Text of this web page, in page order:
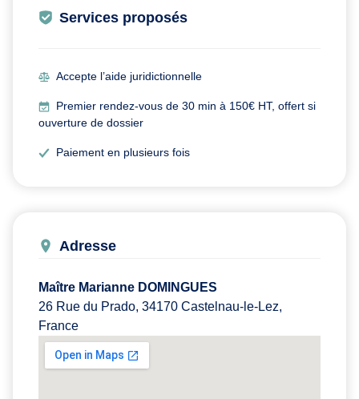
Services proposés
Accepte l’aide juridictionnelle
Premier rendez-vous de 30 min à 150€ HT, offert si
ouverture de dossier
Paiement en plusieurs fois
Adresse
Maître Marianne DOMINGUES
26 Rue du Prado, 34170 Castelnau-le-Lez,
France